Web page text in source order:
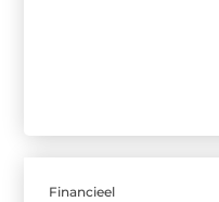
Financieel